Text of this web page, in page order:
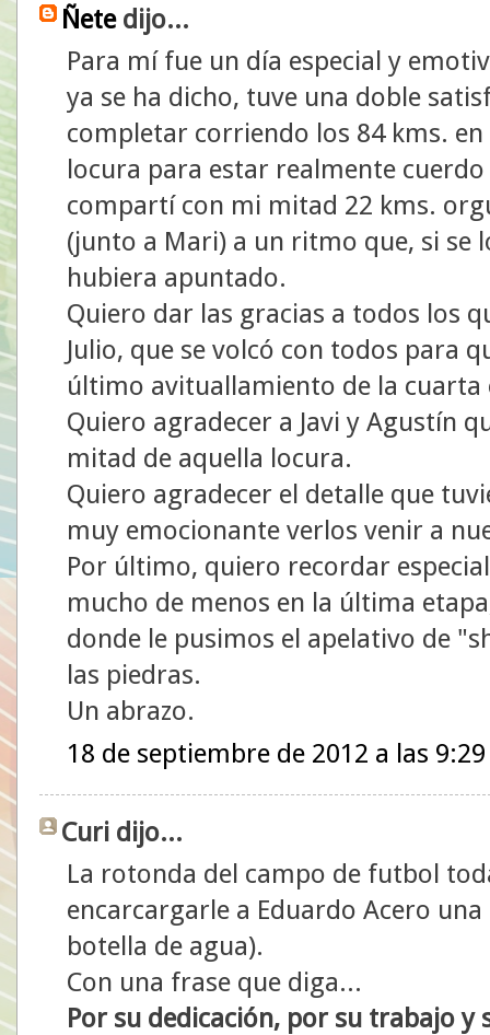
Ñetedijo...
Para mí fue un día especial y
ya se ha dicho, tuve una doble
completar corriendo los 84 kms.
locura para estar realmente
compartí con mi mitad 22 kms.
(junto a Mari) a un ritmo que, si se
hubiera apuntado.
Quiero dar las gracias a todos los
Julio, que se volcó con todos para
último avituallamiento de la cuarta
Quiero agradecer a Javi y Agustín
mitad de aquella locura.
Quiero agradecer el detalle que
muy emocionante verlos venir a
Por último, quiero recordar
mucho de menos en la última
donde le pusimos el apelativo de
las piedras.
Un abrazo.
18 de septiembre de 2012 a las 9:29
Curi dijo...
La rotonda del campo de futbol
encarcargarle a Eduardo Acero
botella de agua).
Con una frase que diga...
Por su dedicación, por su trabajo